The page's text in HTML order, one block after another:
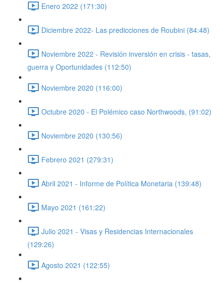
Enero 2022 (171:30)
Diciembre 2022- Las predicciones de Roubini (84:48)
Noviembre 2022 - Revisión inversión en crisis - tasas,
guerra y Oportunidades (112:50)
Noviembre 2020 (116:00)
Octubre 2020 - El Polémico caso Northwoods, (91:02)
Noviembre 2020 (130:56)
Febrero 2021 (279:31)
Abril 2021 - Informe de Política Monetaria (139:48)
Mayo 2021 (161:22)
Julio 2021 - Visas y Residencias Internacionales
(129:26)
Agosto 2021 (122:55)